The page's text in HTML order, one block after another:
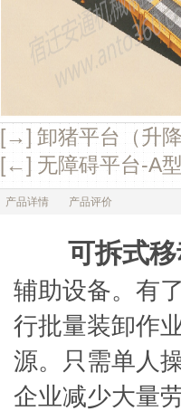
[→] 卸猪平台（升
[←] 无障碍平台-A
产品详情 产品评价
可拆式
辅助设备。有
行批量装卸作
源。只需单人
企业减少大量